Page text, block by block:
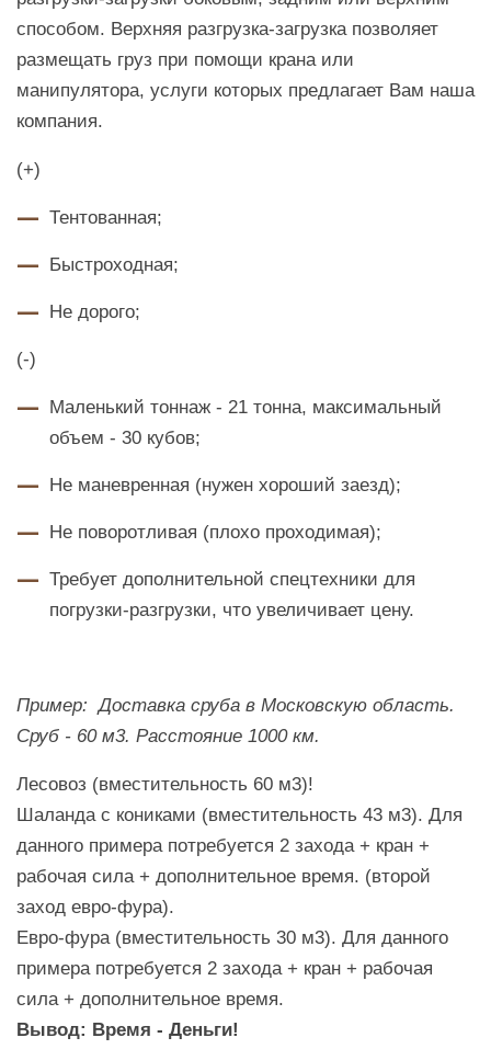
способом. Верхняя разгрузка-загрузка позволяет
размещать груз при помощи крана или
манипулятора, услуги которых предлагает Вам наша
компания.
(+)
Тентованная;
Быстроходная;
Не дорого;
(-)
Маленький тоннаж - 21 тонна, максимальный
объем - 30 кубов;
Не маневренная (нужен хороший заезд);
Не поворотливая (плохо проходимая);
Требует дополнительной спецтехники для
погрузки-разгрузки, что увеличивает цену.
Пример: Доставка сруба в Московскую область.
Сруб - 60 м3. Расстояние 1000 км.
Лесовоз (вместительность 60 м3)!
Шаланда с кониками (вместительность 43 м3). Для
данного примера потребуется 2 захода + кран +
рабочая сила + дополнительное время. (второй
заход евро-фура).
Евро-фура (вместительность 30 м3). Для данного
примера потребуется 2 захода + кран + рабочая
сила + дополнительное время.
Вывод: Время - Деньги!